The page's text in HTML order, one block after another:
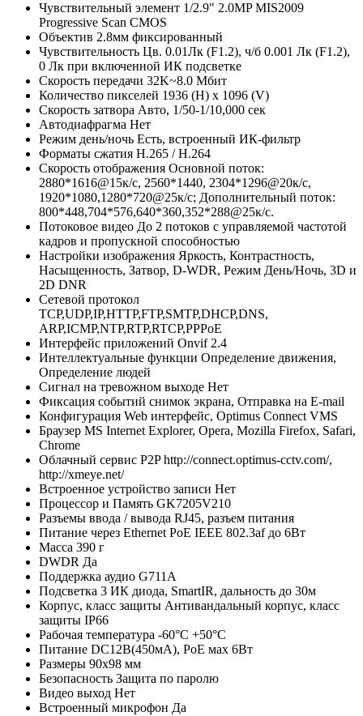
Чувствительный элемент 1/2.9" 2.0MP MIS2009
Progressive Scan CMOS
Объектив 2.8мм фиксированный
Чувствительность Цв. 0.01Лк (F1.2), ч/б 0.001 Лк (F1.2),
0 Лк при включенной ИК подсветке
Скорость передачи 32K~8.0 Мбит
Количество пикселей 1936 (H) x 1096 (V)
Скорость затвора Авто, 1/50-1/10,000 сек
Автодиафрагма Нет
Режим день/ночь Есть, встроенный ИК-фильтр
Форматы сжатия H.265 / H.264
Скорость отображения Основной поток:
2880*1616@15к/с, 2560*1440, 2304*1296@20к/с,
1920*1080,1280*720@25к/с; Дополнительный поток:
800*448,704*576,640*360,352*288@25к/с.
Потоковое видео До 2 потоков с управляемой частотой
кадров и пропускной способностью
Настройки изображения Яркость, Контрастность,
Насыщенность, Затвор, D-WDR, Режим День/Ночь, 3D и
2D DNR
Сетевой протокол
TCP,UDP,IP,HTTP,FTP,SMTP,DHCP,DNS,
ARP,ICMP,NTP,RTP,RTCP,PPPoE
Интерфейс приложений Onvif 2.4
Интеллектуальные функции Определение движения,
Определение людей
Сигнал на тревожном выходе Нет
Фиксация событий снимок экрана, Отправка на E-mail
Конфигурация Web интерфейс, Optimus Connect VMS
Браузер MS Internet Explorer, Opera, Mozilla Firefox, Safari,
Chrome
Облачный сервис P2P http://connect.optimus-cctv.com/,
http://xmeye.net/
Встроенное устройство записи Нет
Процессор и Память GK7205V210
Разъемы ввода / вывода RJ45, разъем питания
Питание через Ethernet PoE IEEE 802.3af до 6Вт
Масса 390 г
DWDR Да
Поддержка аудио G711A
Подсветка 3 ИК диода, SmartIR, дальность до 30м
Корпус, класс защиты Антивандальный корпус, класс
защиты IР66
Рабочая температура -60°C +50°C
Питание DC12В(450мА), PoE мах 6Вт
Размеры 90х98 мм
Безопасность Защита по паролю
Видео выход Нет
Встроенный микрофон Да